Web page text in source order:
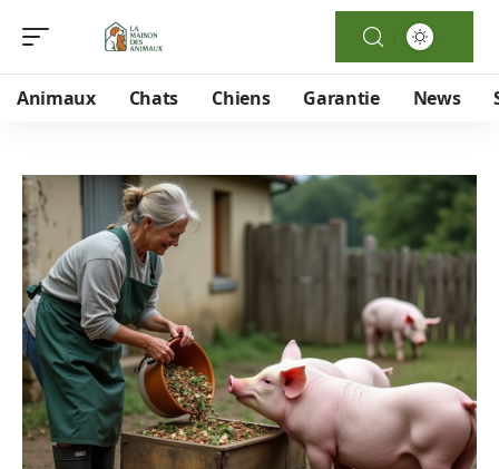
Animaux Chats Chiens Garantie News